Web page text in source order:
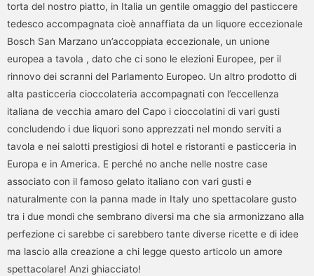
torta del nostro piatto, in Italia un gentile omaggio del pasticcere
tedesco accompagnata cioè annaffiata da un liquore eccezionale
Bosch San Marzano un’accoppiata eccezionale, un unione
europea a tavola , dato che ci sono le elezioni Europee, per il
rinnovo dei scranni del Parlamento Europeo. Un altro prodotto di
alta pasticceria cioccolateria accompagnati con l’eccellenza
italiana de vecchia amaro del Capo i cioccolatini di vari gusti
concludendo i due liquori sono apprezzati nel mondo serviti a
tavola e nei salotti prestigiosi di hotel e ristoranti e pasticceria in
Europa e in America. E perché no anche nelle nostre case
associato con il famoso gelato italiano con vari gusti e
naturalmente con la panna made in Italy uno spettacolare gusto
tra i due mondi che sembrano diversi ma che sia armonizzano alla
perfezione ci sarebbe ci sarebbero tante diverse ricette e di idee
ma lascio alla creazione a chi legge questo articolo un amore
spettacolare! Anzi ghiacciato!